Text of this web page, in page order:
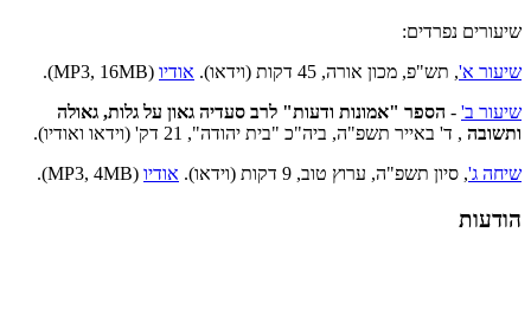
שיעורים נפרדים:
שיעור א', תש"פ, מכון אורה, 45 דקות (וידאו). אודיו (MP3, 16MB).
שיעור ב' - הספר "אמונות ודעות" לרב סעדיה גאון על גלות, גאולה
ותשובה , ד' באייר תשפ"ה, ביה"כ "בית יהודה", 21 דק' (וידאו ואודיו).
שיחה ג', סיון תשפ"ה, ערוץ טוב, 9 דקות (וידאו). אודיו (MP3, 4MB).
הודעות